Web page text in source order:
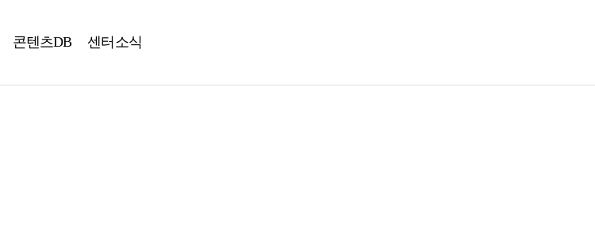
콘텐츠DB 센터소식